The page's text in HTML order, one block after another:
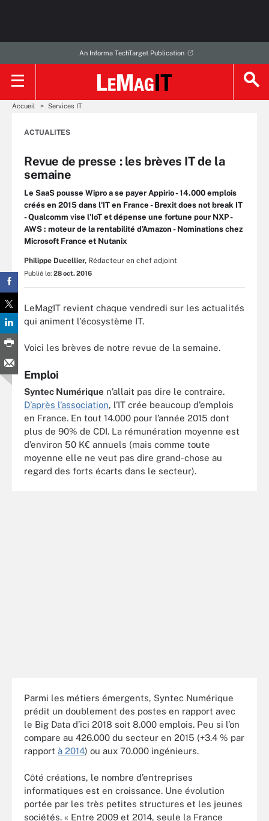
An Informa TechTarget Publication
Accueil Services IT
ACTUALITES
Revue de presse : les brèves IT de la
semaine
Le SaaS pousse Wipro a se payer Appirio - 14.000 emplois
créés en 2015 dans l'IT en France - Brexit does not break IT
- Qualcomm vise l’IoT et dépense une fortune pour NXP -
AWS : moteur de la rentabilité d’Amazon - Nominations chez
Microsoft France et Nutanix
Philippe Ducellier, Rédacteur en chef adjoint
Publié le: 28 oct. 2016
LeMagIT revient chaque vendredi sur les actualités
qui animent l'écosystème IT.
Voici les brèves de notre revue de la semaine.
Emploi
Syntec Numérique n’allait pas dire le contraire.
D’après l’association, l’IT crée beaucoup d’emplois
en France. En tout 14.000 pour l’année 2015 dont
plus de 90% de CDI. La rémunération moyenne est
d’environ 50 K€ annuels (mais comme toute
moyenne elle ne veut pas dire grand-chose au
regard des forts écarts dans le secteur).
Parmi les métiers émergents, Syntec Numérique
prédit un doublement des postes en rapport avec
le Big Data d’ici 2018 soit 8.000 emplois. Peu si l’on
compare au 426.000 du secteur en 2015 (+3.4 % par
rapport à 2014) ou aux 70.000 ingénieurs.
Côté créations, le nombre d’entreprises
informatiques est en croissance. Une évolution
portée par les très petites structures et les jeunes
sociétés. « Entre 2009 et 2014, seule la France